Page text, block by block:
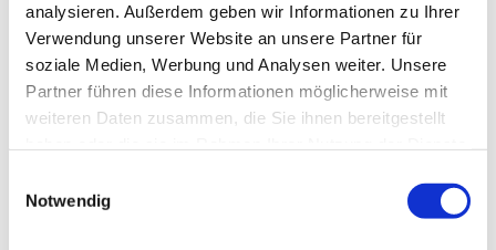
analysieren. Außerdem geben wir Informationen zu Ihrer
Verwendung unserer Website an unsere Partner für
soziale Medien, Werbung und Analysen weiter. Unsere
Partner führen diese Informationen möglicherweise mit
weiteren Daten zusammen, die Sie ihnen bereitgestellt
Notwendig
Hallo zusammen, habe lange mit mir
gerungen, weil ich tierisch Angst vor
Schmerzen habe. Die liebe Nina hat
mir diese dann aber in einem sehr
informativen Beratungsgespräch
genommen. Ich habe mich getraut